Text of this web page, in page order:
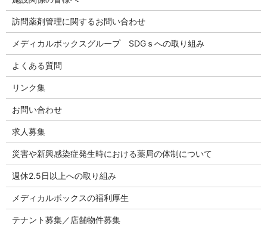
訪問薬剤管理に関するお問い合わせ
メディカルボックスグループ SDGｓへの取り組み
よくある質問
リンク集
お問い合わせ
求人募集
災害や新興感染症発生時における薬局の体制について
週休2.5日以上への取り組み
メディカルボックスの福利厚生
テナント募集／店舗物件募集